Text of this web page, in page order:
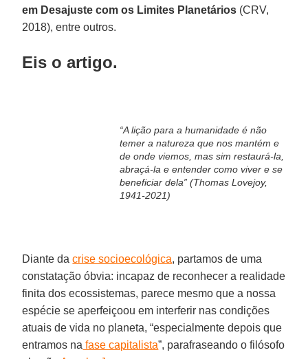
em Desajuste com os Limites Planetários (CRV,
2018), entre outros.
Eis o artigo.
“A lição para a humanidade é não
temer a natureza que nos mantém e
de onde viemos, mas sim restaurá-la,
abraçá-la e entender como viver e se
beneficiar dela” (Thomas Lovejoy,
1941-2021)
Diante dacrise socioecológica, partamos de uma
constatação óbvia: incapaz de reconhecer a realidade
finita dos ecossistemas, parece mesmo que a nossa
espécie se aperfeiçoou em interferir nas condições
atuais de vida no planeta, “especialmente depois que
entramos na fase capitalista”, parafraseando o filósofo